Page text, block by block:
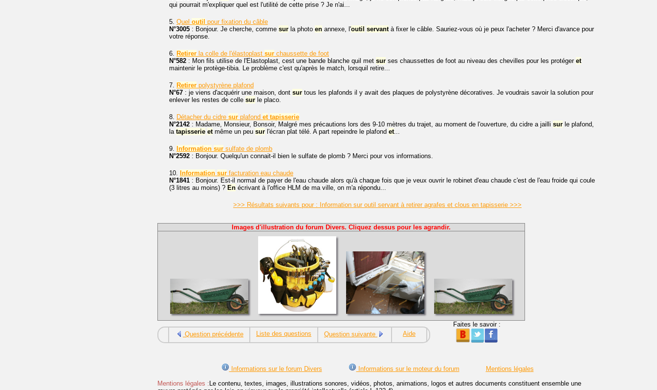
qui pourrait m'expliquer quel est l'utilité de cette prise ? Je n'ai...
5. Quel outil pour fixation du câble
N°3005 : Bonjour. Je cherche, comme sur la photo en annexe, l'outil servantà fixer le câble. Sauriez-vous où je peux l'acheter ? Merci d'avance pour
votre réponse.
6. Retirer la colle de l'élastoplast sur chaussette de foot
N°582 : Mon fils utilise de l'Elastoplast, cest une bande blanche quil met sur ses chaussettes de foot au niveau des chevilles pour les protéger et
maintenir le protège-tibia. Le problème c'est qu'après le match, lorsquil retire...
7. Retirer polystyrène plafond
N°67 : je viens d'acquérir une maison, dont sur tous les plafonds il y avait des plaques de polystyrène décoratives. Je voudrais savoir la solution pour
enlever les restes de colle sur le placo.
8. Détacher du cidre sur plafond et tapisserie
N°2142 : Madame, Monsieur, Bonsoir, Malgré mes précautions lors des 9-10 mètres du trajet, au moment de l'ouverture, du cidre a jailli sur le plafond,
la tapisserie etmême un peu sur l'écran plat télé. A part repeindre le plafond et...
9. Information sur sulfate de plomb
N°2592 : Bonjour. Quelqu'un connait-il bien le sulfate de plomb ? Merci pour vos informations.
10. Information sur facturation eau chaude
N°1841 : Bonjour. Est-il normal de payer de l'eau chaude alors qu'à chaque fois que je veux ouvrir le robinet d'eau chaude c'est de l'eau froide qui coule
(3 litres au moins) ? En écrivant à l'office HLM de ma ville, on m'a répondu...
>>> Résultats suivants pour : Information sur outil servant à retirer agrafes et clous en tapisserie >>>
Images d'illustration du forum Divers. Cliquez dessus pour les agrandir.
Question précédente Liste des questions Question suivante Aide
Faites le savoir :
Informations sur le forum Divers Informations sur le moteur du forum
Mentions légales
Mentions légales : Le contenu, textes, images, illustrations sonores, vidéos, photos, animations, logos et autres documents constituent ensemble une